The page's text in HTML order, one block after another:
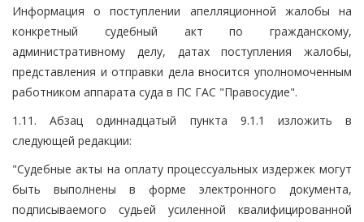
Информация о поступлении апелляционной жалобы на
конкретный судебный акт по гражданскому,
административному делу, датах поступления жалобы,
представления и отправки дела вносится уполномоченным
работником аппарата суда в ПС ГАС "Правосудие".
1.11. Абзац одиннадцатый пункта 9.1.1 изложить в
следующей редакции:
"Судебные акты на оплату процессуальных издержек могут
быть выполнены в форме электронного документа,
подписываемого судьей усиленной квалифицированной